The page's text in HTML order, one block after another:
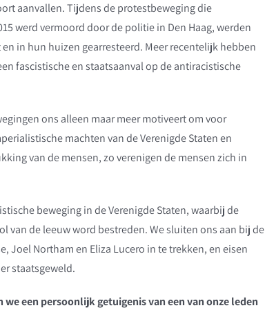
aanvallen. Tijdens de protestbeweging die
werd vermoord door de politie in Den Haag, werden
in hun huizen gearresteerd. Meer recentelijk hebben
fascistische en staatsaanval op de antiracistische
ons alleen maar meer motiveert om voor
machten van de Verenigde Staten en
van de mensen, zo verenigen de mensen zich in
beweging in de Verenigde Staten, waarbij de
de leeuw word bestreden. We sluiten ons aan bij de
Joel Northam en Eliza Lucero in te trekken, en eisen
staatsgeweld.
een persoonlijk getuigenis van een van onze leden